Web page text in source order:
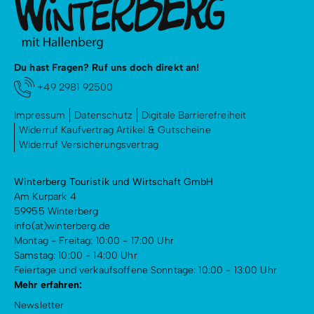
Du hast Fragen? Ruf uns doch direkt an!
+49 2981 92500
Impressum Datenschutz
Digitale Barrierefreiheit
Widerruf Kaufvertrag Artikel & Gutscheine
Widerruf Versicherungsvertrag
Winterberg Touristik und Wirtschaft GmbH
Am Kurpark 4
59955 Winterberg
info(at)winterberg.de
Montag - Freitag: 10:00 - 17:00 Uhr
Samstag: 10:00 - 14:00 Uhr
Feiertage und verkaufsoffene Sonntage: 10:00 - 13:00 Uhr
Mehr erfahren:
Newsletter